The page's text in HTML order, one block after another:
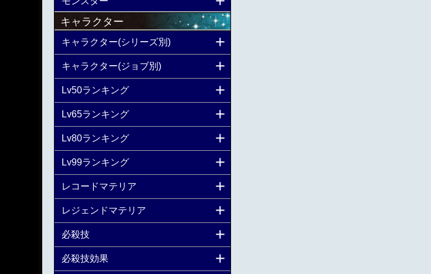
キャラクター
キャラクター(シリーズ別)
キャラクター(ジョブ別)
Lv50ランキング
Lv65ランキング
Lv80ランキング
Lv99ランキング
レコードマテリア
レジェンドマテリア
必殺技
必殺技効果